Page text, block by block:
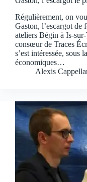
Régulièrement, on
Gaston, l’escargot de
ateliers Bégin à Is-
consœur de Traces
s’est intéressée, sous
économiques…
Alexis